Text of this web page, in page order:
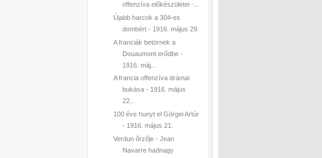
offenzíva előkészületei -...
Újabb harcok a 304-es
dombért - 1916. május 29.
A franciák betörnek a
Douaumont erődbe -
1916. máj...
A francia offenzíva drámai
bukása - 1916. május
22...
100 éve hunyt el Görgei Artúr
- 1916. május 21.
Verdun őrzője - Jean
Navarre hadnagy